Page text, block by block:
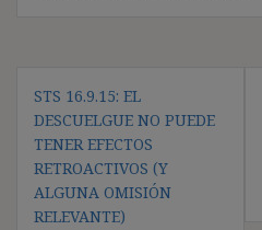
de
entradas
STS 16.9.15: EL
DESCUELGUE NO PUEDE
TENER EFECTOS
RETROACTIVOS (Y
ALGUNA OMISIÓN
RELEVANTE)